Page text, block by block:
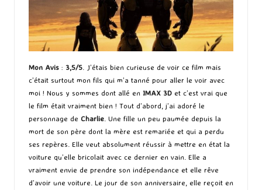
Mon Avis : 3,5/5. J’étais bien curieuse de voir ce film mais
c’était surtout mon fils qui m’a tanné pour aller le voir avec
moi ! Nous y sommes dont allé en IMAX 3D et c’est vrai que
le film était vraiment bien ! Tout d’abord, j’ai adoré le
personnage de Charlie. Une fille un peu paumée depuis la
mort de son père dont la mère est remariée et qui a perdu
ses repères. Elle veut absolument réussir à mettre en état la
voiture qu’elle bricolait avec ce dernier en vain. Elle a
vraiment envie de prendre son indépendance et elle rêve
d’avoir une voiture. Le jour de son anniversaire, elle reçoit en